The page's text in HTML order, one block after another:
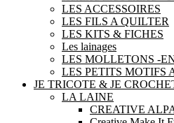
LES ACCESSOIRES
LES FILS A QUILTER
LES KITS & FICHES
Les lainages
LES MOLLETONS -
LES PETITS MOTIFS
JE TRICOTE & JE
LA LAINE
CREATIVE